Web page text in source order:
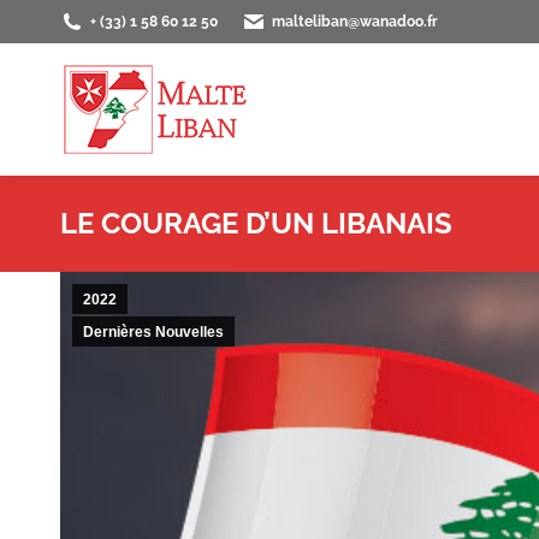
+ (33) 1 58 60 12 50 malteliban@wanadoo.fr
LE COURAGE D’UN LIBANAIS
2022
Dernières Nouvelles
ACCUEIL